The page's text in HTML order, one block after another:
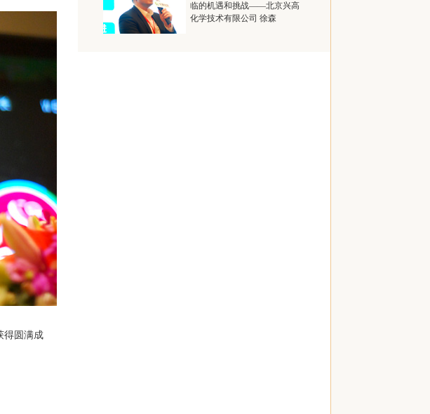
得圆满成
临的机遇和挑战——北京兴高
化学技术有限公司 徐森